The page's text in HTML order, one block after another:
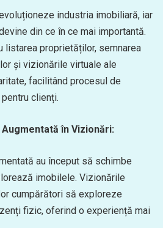
industria imobiliară, iar
din ce în ce mai importantă.
listarea proprietăților, semnarea
și vizionările virtuale ale
facilitând procesul de
clienți.
în Vizionări:
au început să schimbe
imobilele. Vizionările
cumpărători să exploreze
fizic, oferind o experiență mai